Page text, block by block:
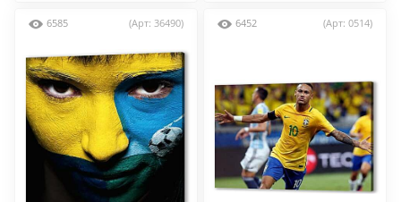
6585 (Арт: 36490) 6452 (Арт: 0514)